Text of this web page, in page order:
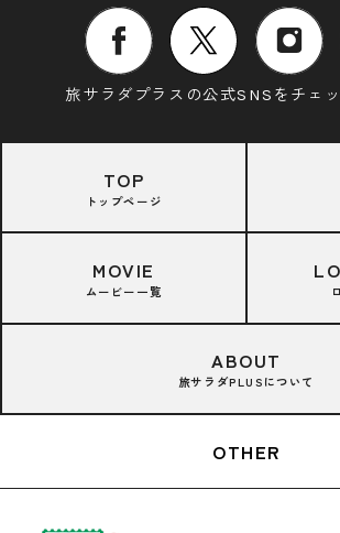
旅サラダプラスの公式SNSをチェ
TOP
トップページ
MOVIE
ムービー一覧
ABOUT
旅サラダPLUSについて
OTHER